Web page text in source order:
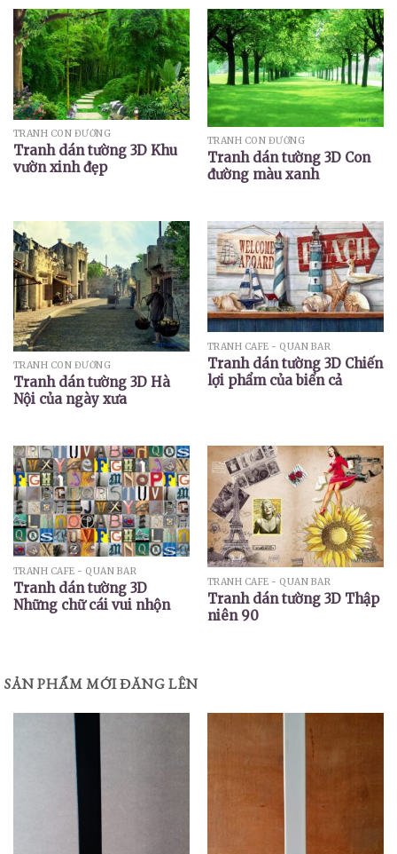
TRANH CON ĐƯỜNG
Tranh dán tường 3D Khu
vườn xinh đẹp
TRANH CON ĐƯỜNG
Tranh dán tường 3D Con
đường màu xanh
TRANH CON ĐƯỜNG
Tranh dán tường 3D Hà
Nội của ngày xưa
TRANH CAFE - QUÁN BAR
Tranh dán tường 3D Chiến
lợi phẩm của biển cả
TRANH CAFE - QUÁN BAR
Tranh dán tường 3D
Những chữ cái vui nhộn
TRANH CAFE - QUÁN BAR
Tranh dán tường 3D Thập
niên 90
SẢN PHẨM MỚI ĐĂNG LÊN